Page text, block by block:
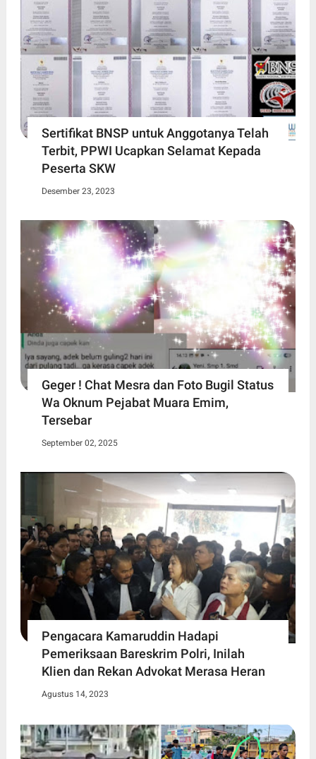
Sertifikat BNSP untuk Anggotanya Telah
Terbit, PPWI Ucapkan Selamat Kepada
Peserta SKW
Desember 23, 2023
Geger ! Chat Mesra dan Foto Bugil Status
Wa Oknum Pejabat Muara Emim,
Tersebar
September 02, 2025
Pengacara Kamaruddin Hadapi
Pemeriksaan Bareskrim Polri, Inilah
Klien dan Rekan Advokat Merasa Heran
Agustus 14, 2023